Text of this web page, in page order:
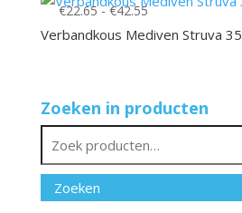
Verbandkous Mediven Struva 35
€22.65 - €42.55Prijsklasse:
€22.65
Zoeken in producten
naar:
Zoeken